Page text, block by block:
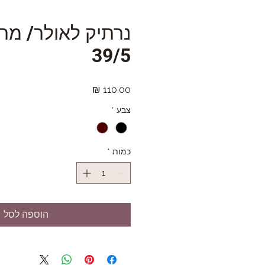
נרתיק לאולר/
39/5
צבע *
כמות *
הוספה לסל